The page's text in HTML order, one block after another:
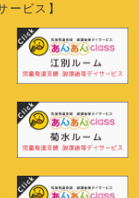
ービス】